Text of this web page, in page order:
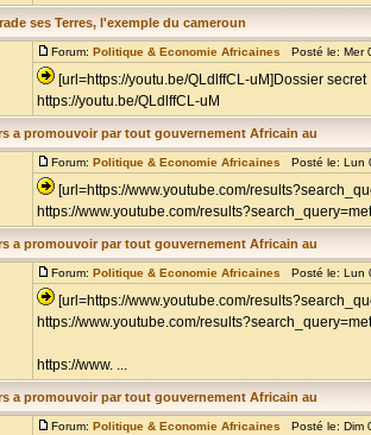
ses Terres, l'exemple du cameroun
Forum: Politique & Economie Africaines Posté le: Mer
[url=https://youtu.be/QLdlffCL-uM]Dossier
https://youtu.be/QLdlffCL-uM
a promouvoir par tout gouvernement Africain au
Forum: Politique & Economie Africaines Posté le: Lun
[url=https://www.youtube.com/
https://www.youtube.com/
a promouvoir par tout gouvernement Africain au
Forum: Politique & Economie Africaines Posté le: Lun
[url=https://www.youtube.com/
https://www.youtube.com/
https://www. ...
a promouvoir par tout gouvernement Africain au
Forum: Politique & Economie Africaines Posté le: Dim